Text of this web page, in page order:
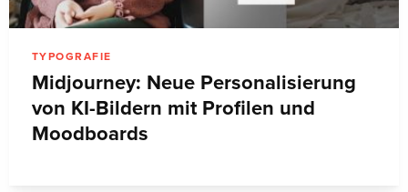
TYPOGRAFIE
Midjourney: Neue Personalisierung
von KI-Bildern mit Profilen und
Moodboards